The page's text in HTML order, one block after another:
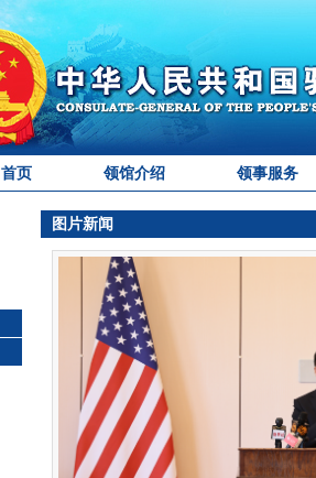
首页 领馆介绍 领事服务
图片新闻